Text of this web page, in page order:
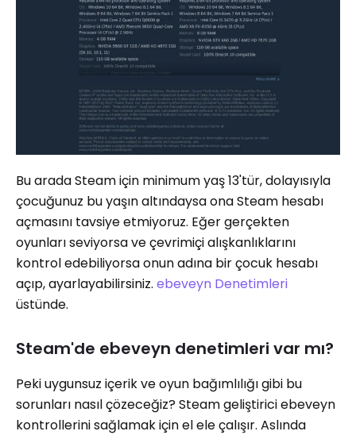
Bu arada Steam için minimum yaş 13'tür, dolayısıyla
çocuğunuz bu yaşın altındaysa ona Steam hesabı
açmasını tavsiye etmiyoruz. Eğer gerçekten
oyunları seviyorsa ve çevrimiçi alışkanlıklarını
kontrol edebiliyorsa onun adına bir çocuk hesabı
açıp, ayarlayabilirsiniz. ebeveyn Denetimleri
üstünde.
Steam'de ebeveyn denetimleri var mı?
Peki uygunsuz içerik ve oyun bağımlılığı gibi bu
sorunları nasıl çözeceğiz? Steam geliştirici ebeveyn
kontrollerini sağlamak için el ele çalışır. Aslında